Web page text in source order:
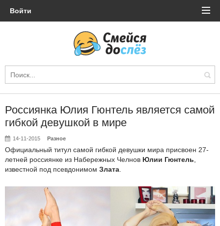
Войти
Россиянка Юлия Гюнтель является самой
гибкой девушкой в мире
14-11-2015 Разное
Официальный титул самой гибкой девушки мира присвоен 27-
летней россиянке из Набережных Челнов Юлии Гюнтель
известной под псевдонимом Злата